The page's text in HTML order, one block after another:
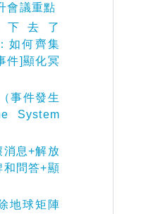
會議重點
去了
何齊集
件]顯化冥
事件發生
System
消息+解放
和問答+顯
地球矩陣